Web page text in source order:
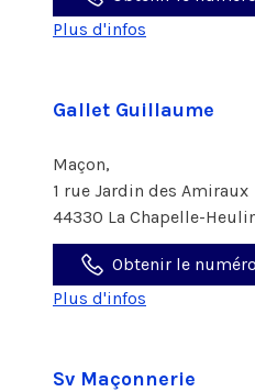
Plus d'infos
Gallet Guillaume
Maçon,
1 rue Jardin des Amiraux
44330 La Chapelle-
Obtenir le numéro
Plus d'infos
Sv Maçonnerie